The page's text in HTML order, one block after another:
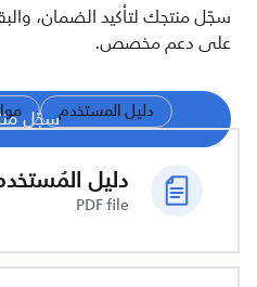
سجّل منتجك لتأكيد الضمان،
على دعم مخصص.
سجّلدليل المستخدم
دليل
PDF file